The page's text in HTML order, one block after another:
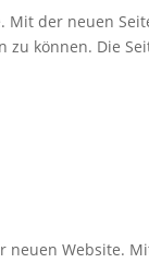
Mit der neuen
zu können. Die
neuen Website.